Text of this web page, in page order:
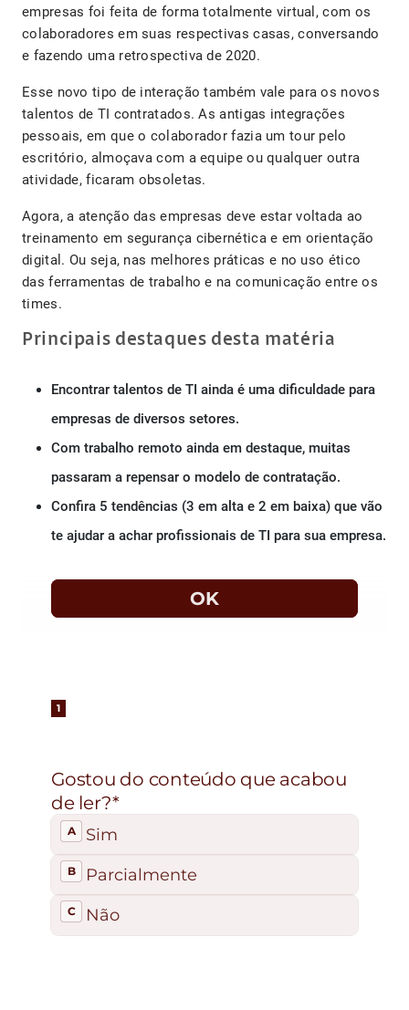
empresas foi feita de forma totalmente virtual, com os
colaboradores em suas respectivas casas, conversando
e fazendo uma retrospectiva de 2020.
Esse novo tipo de interação também vale para os novos
talentos de TI contratados. As antigas integrações
pessoais, em que o colaborador fazia um tour pelo
escritório, almoçava com a equipe ou qualquer outra
atividade, ficaram obsoletas.
Agora, a atenção das empresas deve estar voltada ao
treinamento em segurança cibernética e em orientação
digital. Ou seja, nas melhores práticas e no uso ético
das ferramentas de trabalho e na comunicação entre os
times.
Principais destaques desta matéria
Encontrar talentos de TI ainda é uma dificuldade para
empresas de diversos setores.
Com trabalho remoto ainda em destaque, muitas
passaram a repensar o modelo de contratação.
Confira 5 tendências (3 em alta e 2 em baixa) que vão
te ajudar a achar profissionais de TI para sua empresa.